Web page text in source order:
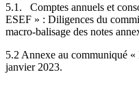
5.1. Comptes annuels et
ESEF » : Diligences du
macro-balisage des notes
5.2 Annexe au communiqué
janvier 2023.